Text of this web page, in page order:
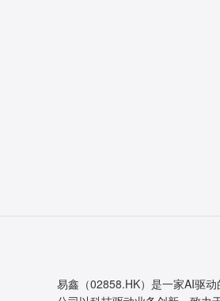
易鑫（02858.HK）是一家AI驱